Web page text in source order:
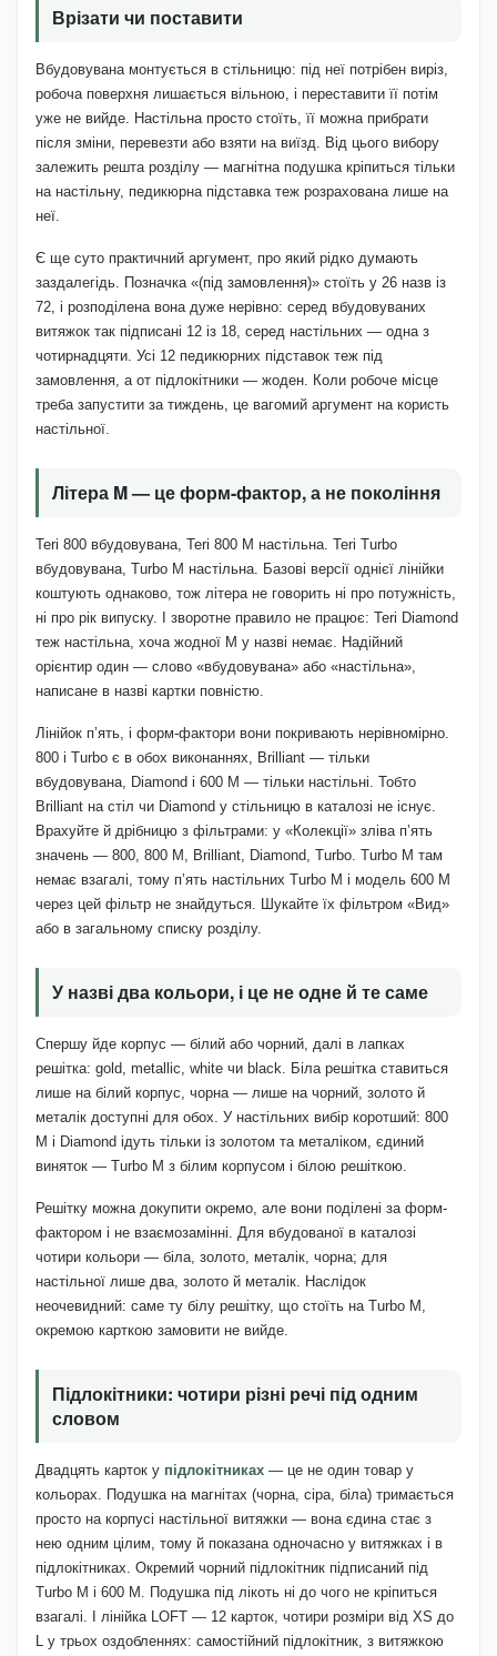
Врізати чи поставити
Вбудовувана монтується в стільницю: під неї потрібен виріз,
робоча поверхня лишається вільною, і переставити її потім
уже не вийде. Настільна просто стоїть, її можна прибрати
після зміни, перевезти або взяти на виїзд. Від цього вибору
залежить решта розділу — магнітна подушка кріпиться тільки
на настільну, педикюрна підставка теж розрахована лише на
неї.
Є ще суто практичний аргумент, про який рідко думають
заздалегідь. Позначка «(під замовлення)» стоїть у 26 назв із
72, і розподілена вона дуже нерівно: серед вбудовуваних
витяжок так підписані 12 із 18, серед настільних — одна з
чотирнадцяти. Усі 12 педикюрних підставок теж під
замовлення, а от підлокітники — жоден. Коли робоче місце
треба запустити за тиждень, це вагомий аргумент на користь
настільної.
Літера M — це форм-фактор, а не покоління
Teri 800 вбудовувана, Teri 800 M настільна. Teri Turbo
вбудовувана, Turbo M настільна. Базові версії однієї лінійки
коштують однаково, тож літера не говорить ні про потужність,
ні про рік випуску. І зворотне правило не працює: Teri Diamond
теж настільна, хоча жодної M у назві немає. Надійний
орієнтир один — слово «вбудовувана» або «настільна»,
написане в назві картки повністю.
Лінійок п’ять, і форм-фактори вони покривають нерівномірно.
800 і Turbo є в обох виконаннях, Brilliant — тільки
вбудовувана, Diamond і 600 M — тільки настільні. Тобто
Brilliant на стіл чи Diamond у стільницю в каталозі не існує.
Врахуйте й дрібницю з фільтрами: у «Колекції» зліва п’ять
значень — 800, 800 M, Brilliant, Diamond, Turbo. Turbo M там
немає взагалі, тому п’ять настільних Turbo M і модель 600 M
через цей фільтр не знайдуться. Шукайте їх фільтром «Вид»
або в загальному списку розділу.
У назві два кольори, і це не одне й те саме
Спершу йде корпус — білий або чорний, далі в лапках
решітка: gold, metallic, white чи black. Біла решітка ставиться
лише на білий корпус, чорна — лише на чорний, золото й
металік доступні для обох. У настільних вибір коротший: 800
M і Diamond ідуть тільки із золотом та металіком, єдиний
виняток — Turbo M з білим корпусом і білою решіткою.
Решітку можна докупити окремо, але вони поділені за форм-
фактором і не взаємозамінні. Для вбудованої в каталозі
чотири кольори — біла, золото, металік, чорна; для
настільної лише два, золото й металік. Наслідок
неочевидний: саме ту білу решітку, що стоїть на Turbo M,
окремою карткою замовити не вийде.
Підлокітники: чотири різні речі під одним
словом
Двадцять карток у підлокітниках — це не один товар у
кольорах. Подушка на магнітах (чорна, сіра, біла) тримається
просто на корпусі настільної витяжки — вона єдина стає з
нею одним цілим, тому й показана одночасно у витяжках і в
підлокітниках. Окремий чорний підлокітник підписаний під
Turbo M і 600 M. Подушка під лікоть ні до чого не кріпиться
взагалі. І лінійка LOFT — 12 карток, чотири розміри від XS до
L у трьох оздобленнях: самостійний підлокітник, з витяжкою